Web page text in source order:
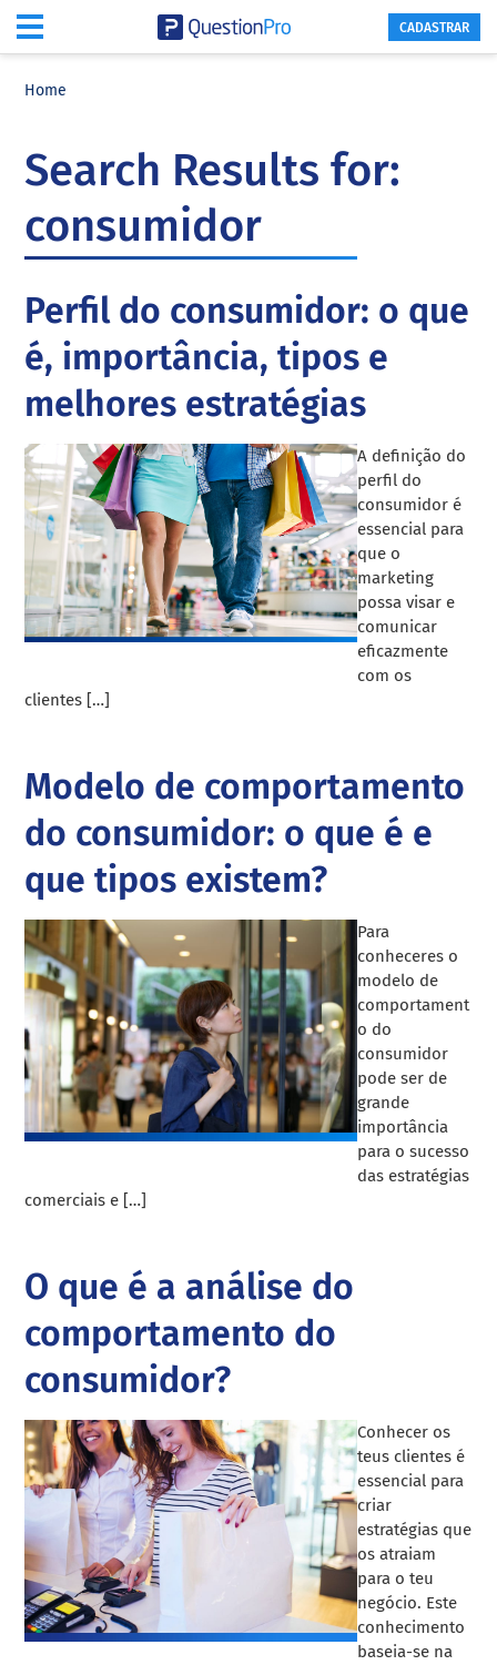
CADASTRAR
Home
Search Results for:
consumidor
Perfil do consumidor: o que
é, importância, tipos e
melhores estratégias
A definição do
perfil do
consumidor é
essencial para
que o
marketing
possa visar e
comunicar
eficazmente
com os
clientes […]
Modelo de comportamento
do consumidor: o que é e
que tipos existem?
Para
conheceres o
modelo de
comportament
o do
consumidor
pode ser de
grande
importância
para o sucesso
das estratégias
comerciais e […]
O que é a análise do
comportamento do
consumidor?
Conhecer os
teus clientes é
essencial para
criar
estratégias que
os atraiam
para o teu
negócio. Este
conhecimento
baseia-se na